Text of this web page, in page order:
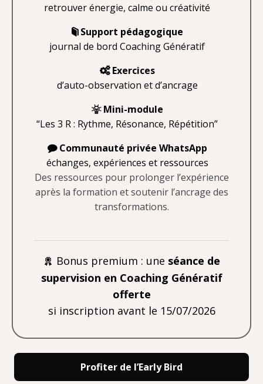
retrouver énergie, calme ou créativité
Support pédagogique
journal de bord Coaching Génératif
Exercices
d’auto-observation et d’ancrage
Mini-module
“Les 3 R : Rythme, Résonance, Répétition”
Communauté privée WhatsApp
échanges, expériences et ressources
Des ressources pour prolonger l’expérience
après la formation et soutenir l’ancrage des
transformations.
Bonus premium : une séance de
supervision en Coaching Génératif
offerte
si inscription avant le 15/07/2026
Profiter de l’Early Bird